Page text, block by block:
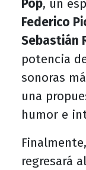
Pop, un
Federico
Sebastián
potencia
sonoras
una
humor e
regresará